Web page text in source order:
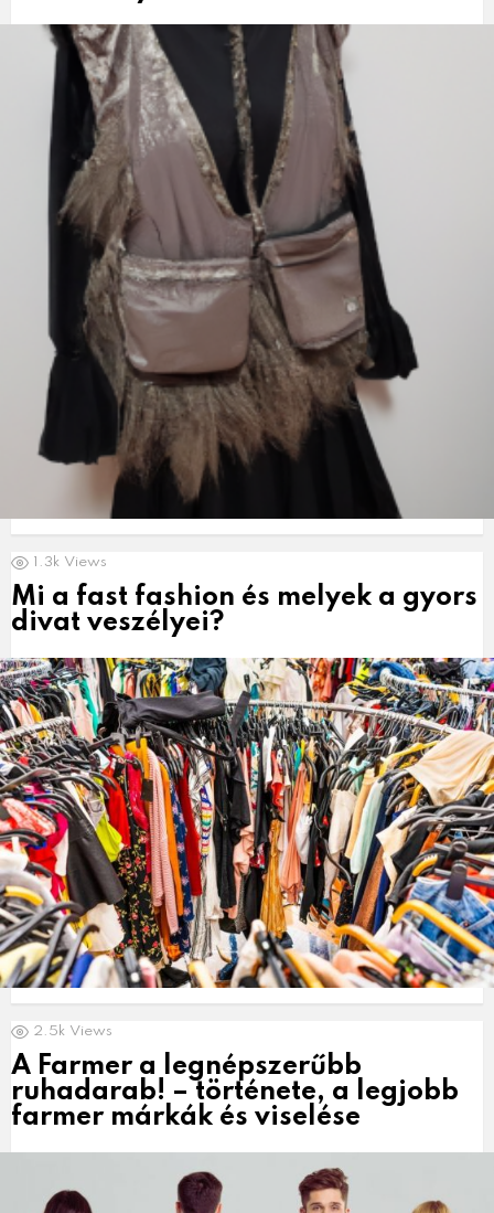
1.3k Views
Mi a fast fashion és melyek a gyors
divat veszélyei?
2.5k Views
A Farmer a legnépszerűbb
ruhadarab! – története, a legjobb
farmer márkák és viselése